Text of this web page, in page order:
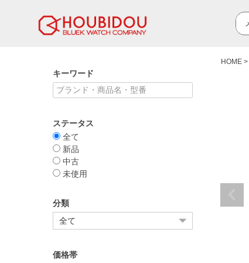
キーワード
ステータス
全て
新品
中古
未使用
分類
価格帯
HOME